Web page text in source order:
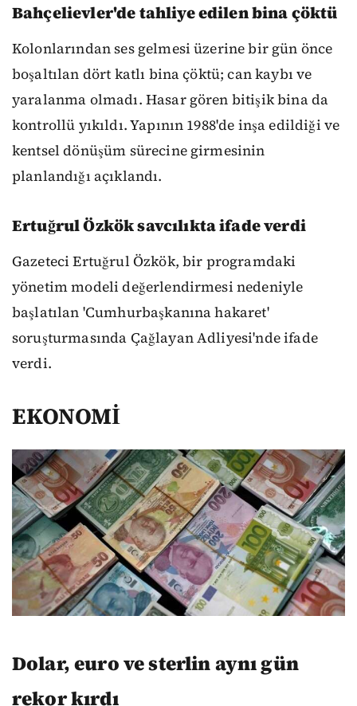
Bahçelievler'de tahliye edilen bina çöktü
Kolonlarından ses gelmesi üzerine bir gün önce
boşaltılan dört katlı bina çöktü; can kaybı ve
yaralanma olmadı. Hasar gören bitişik bina da
kontrollü yıkıldı. Yapının 1988'de inşa edildiği ve
kentsel dönüşüm sürecine girmesinin
planlandığı açıklandı.
Ertuğrul Özkök savcılıkta ifade verdi
Gazeteci Ertuğrul Özkök, bir programdaki
yönetim modeli değerlendirmesi nedeniyle
başlatılan 'Cumhurbaşkanına hakaret'
soruşturmasında Çağlayan Adliyesi'nde ifade
verdi.
EKONOMİ
Dolar, euro ve sterlin aynı gün
rekor kırdı